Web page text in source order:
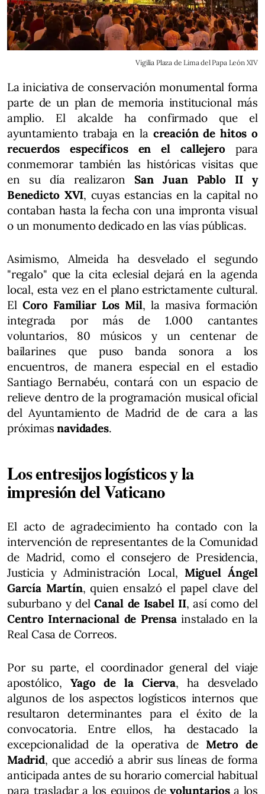
Vigilia Plaza de Lima del Papa León XIV
La iniciativa de conservación monumental forma
parte de un plan de memoria institucional más
amplio. El alcalde ha confirmado que el
ayuntamiento trabaja en la creación de hitos o
recuerdos específicos en el callejeropara
conmemorar también las históricas visitas que
en su día realizaron San Juan Pablo II y
Benedicto XVI, cuyas estancias en la capital no
contaban hasta la fecha con una impronta visual
o un monumento dedicado en las vías públicas.
Asimismo, Almeida ha desvelado el segundo
"regalo" que la cita eclesial dejará en la agenda
local, esta vez en el plano estrictamente cultural.
ElCoro Familiar Los Mil, la masiva formación
integrada por más de 1.000 cantantes
voluntarios, 80 músicos y un centenar de
bailarines que puso banda sonora a los
encuentros, de manera especial en el estadio
Santiago Bernabéu, contará con un espacio de
relieve dentro de la programación musical oficial
del Ayuntamiento de Madrid de de cara a las
próximasnavidades.
Los entresijos logísticos y la
impresión del Vaticano
El acto de agradecimiento ha contado con la
intervención de representantes de la Comunidad
de Madrid, como el consejero de Presidencia,
Justicia y Administración Local, Miguel Ángel
García Martín, quien ensalzó el papel clave del
suburbano y del Canal de Isabel II, así como del
Centro Internacional de Prensainstalado en la
Real Casa de Correos.
Por su parte, el coordinador general del viaje
apostólico,Yago de la Cierva, ha desvelado
algunos de los aspectos logísticos internos que
resultaron determinantes para el éxito de la
convocatoria. Entre ellos, ha destacado la
excepcionalidad de la operativa de Metro de
Madrid, que accedió a abrir sus líneas de forma
anticipada antes de su horario comercial habitual
para trasladar a los equipos de voluntariosa los